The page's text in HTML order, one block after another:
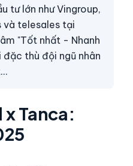
tư lớn như Vingroup,
và telesales tại
"Tốt nhất - Nhanh
thù đội ngũ nhân
x Tanca: